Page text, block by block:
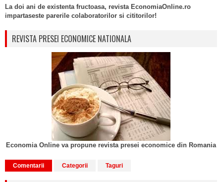
La doi ani de existenta fructoasa, revista EconomiaOnline.ro
impartaseste parerile colaboratorilor si cititorilor!
REVISTA PRESEI ECONOMICE NATIONALA
Economia Online va propune revista presei economice din Romania
Comentarii Categorii Taguri